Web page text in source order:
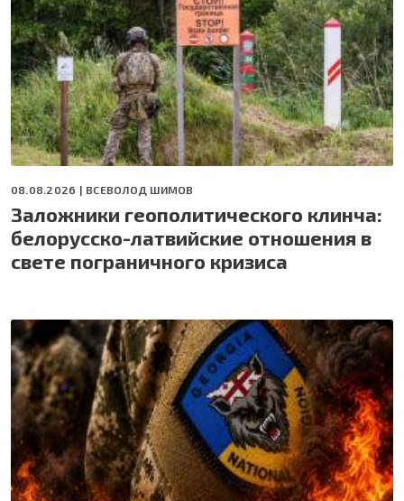
08.08.2026 | ВСЕВОЛОД ШИМОВ
Заложники геополитического клинча:
белорусско-латвийские отношения в
свете пограничного кризиса